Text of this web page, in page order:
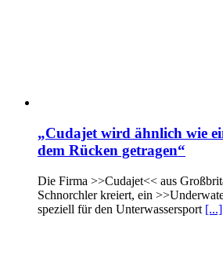
„Cudajet wird ähnlich wie
dem Rücken getragen“
Die Firma >>Cudajet<< aus
Schnorchler kreiert, ein
speziell für den Unterwassersport [...]